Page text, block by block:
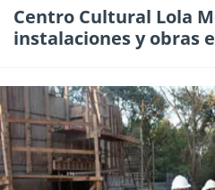
Centro Cultural Lola
instalaciones y obras